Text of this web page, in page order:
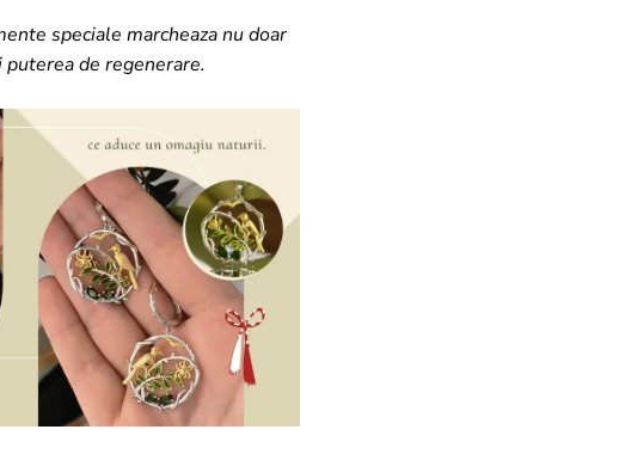
speciale marcheaza nu doar
de regenerare.